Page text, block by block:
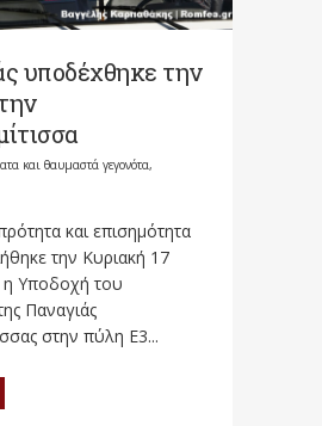
υποδέχθηκε την
και θαυμαστά γεγονότα,
και επισημότητα
την Κυριακή 17
η Υποδοχή του
Παναγιάς
στην πύλη Ε3...